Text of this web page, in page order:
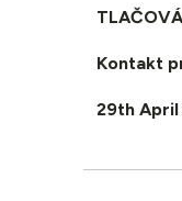
Kontakt
29th